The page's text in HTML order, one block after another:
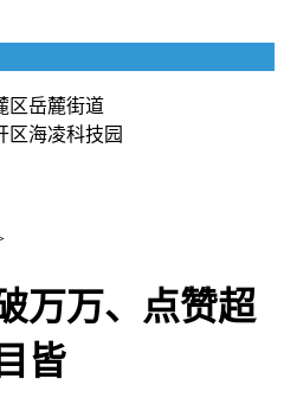
区岳麓街道
区海凌科技园
万万、点赞超
皆